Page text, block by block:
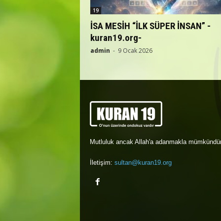
19
İSA MESİH “İLK SÜPER İNSAN” -
kuran19.org-
admin - 9 Ocak 2026
Mutluluk ancak Allah'a adanmakla
İletişim: sultan@kuran19.org